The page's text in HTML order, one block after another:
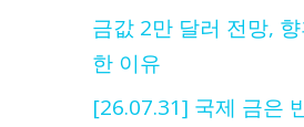
금값 2만 달러 전망,
한 이유
[26.07.31] 국제 금은